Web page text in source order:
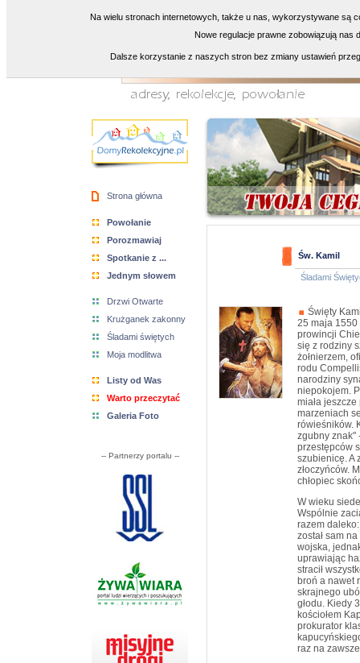
Strona główna
Powołanie
Porozmawiaj
Spotkanie z ...
Jednym słowem
Drzwi Otwarte
Krużganek zakonny
Śladami świętych
Moja modlitwa
Listy od Was
Warto przeczytać
Galeria Foto
-- Partnerzy portalu --
Św. Kamil
Śladami
Święty
25 maja
prowincji
się z rodziny
żołnierzem,
rodu
narodziny
niepokojem.
miała
marzeniach
rówieśników.
zgubny znak"
przestępców
szubienicę. A
złoczyńców.
chłopiec
W wieku
Wspólnie
razem
został sam
wojska,
uprawiając
stracił
broń a nawet
skrajnego
głodu. Kiedy
kościołem
prokurator
raz na
Na wielu stronach internetowych, także u nas, wykorzystywane są
Nowe regulacje prawne zobowiązują nas
Dalsze korzystanie z naszych stron bez zmiany ustawień